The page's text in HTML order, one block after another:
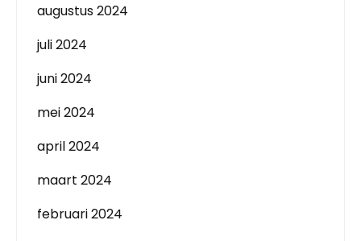
augustus 2024
juli 2024
juni 2024
mei 2024
april 2024
maart 2024
februari 2024